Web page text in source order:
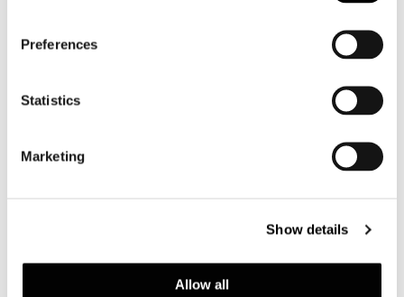
Preferences
Statistics
Marketing
Show details
Allow all